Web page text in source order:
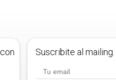
Suscribite al mailing.